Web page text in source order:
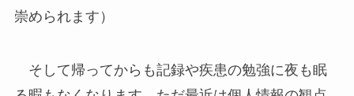
崇められます）
そして帰ってからも記録や疾患の勉強に夜も眠